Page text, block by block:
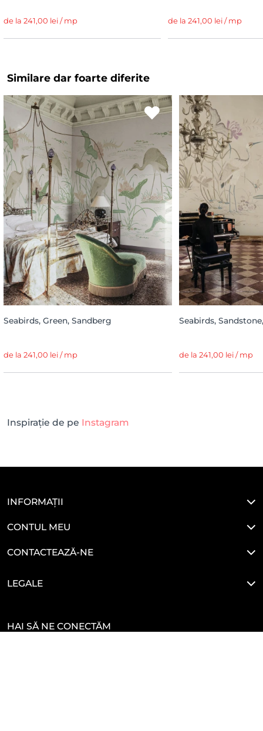
de la 241,00 lei / mp de la 241,00 lei / mp
Similare dar foarte diferite
Seabirds, Green, Sandberg
de la 241,00 lei / mp
Seabirds,
de la 241,00 lei / mp
Inspirație de pe Instagram
INFORMAȚII
CONTUL MEU
CONTACTEAZĂ-NE
LEGALE
HAI SĂ NE CONECTĂM